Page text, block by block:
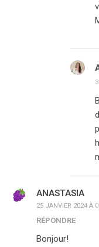
ANASTASIA
25 JANVIER 2024 À
RÉPONDRE
Bonjour!